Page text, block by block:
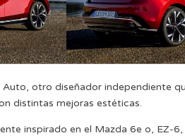
otro diseñador independiente
distintas mejoras estéticas.
inspirado en el Mazda 6e o, EZ-